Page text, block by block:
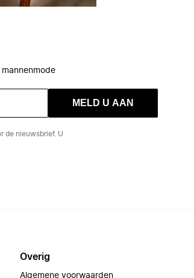
mannenmode
MELD U AAN
de nieuwsbrief. U
Overig
Algemene voorwaarden